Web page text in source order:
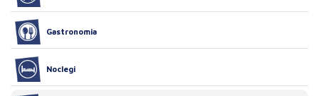
Gastronomia
Noclegi